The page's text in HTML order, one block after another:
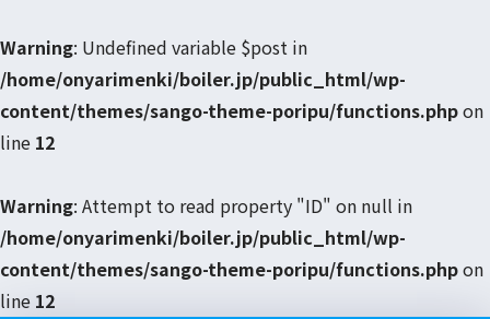
Warning: Undefined variable $post in
/home/onyarimenki/boiler.jp/public_html/wp-
content/themes/sango-theme-poripu/functions.phpon
line 12
Warning: Attempt to read property "ID" on null in
/home/onyarimenki/boiler.jp/public_html/wp-
content/themes/sango-theme-poripu/functions.phpon
line 12